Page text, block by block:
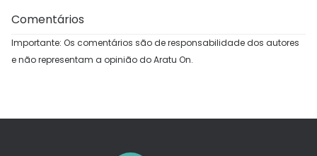
Comentários
Importante: Os comentários são de responsabilidade dos autores
e não representam a opinião do Aratu On.